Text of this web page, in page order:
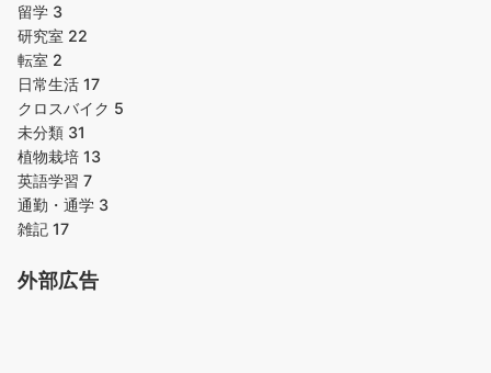
留学 3
研究室 22
転室 2
日常生活 17
クロスバイク 5
未分類 31
植物栽培 13
英語学習 7
通勤・通学 3
雑記 17
外部広告